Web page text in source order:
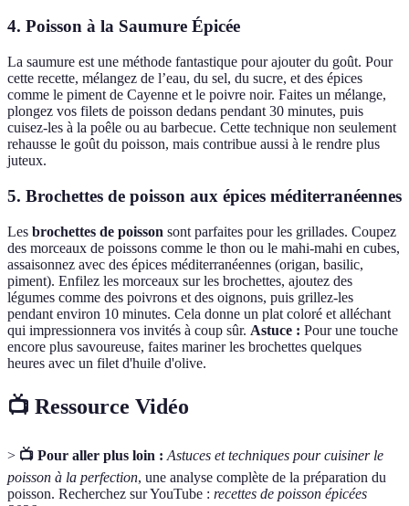
4. Poisson à la Saumure Épicée
La saumure est une méthode fantastique pour ajouter du goût. Pour
cette recette, mélangez de l’eau, du sel, du sucre, et des épices
comme le piment de Cayenne et le poivre noir. Faites un mélange,
plongez vos filets de poisson dedans pendant 30 minutes, puis
cuisez-les à la poêle ou au barbecue. Cette technique non seulement
rehausse le goût du poisson, mais contribue aussi à le rendre plus
juteux.
5. Brochettes de poisson aux épices méditerranéennes
Les brochettes de poisson sont parfaites pour les grillades. Coupez
des morceaux de poissons comme le thon ou le mahi-mahi en cubes,
assaisonnez avec des épices méditerranéennes (origan, basilic,
piment). Enfilez les morceaux sur les brochettes, ajoutez des
légumes comme des poivrons et des oignons, puis grillez-les
pendant environ 10 minutes. Cela donne un plat coloré et alléchant
qui impressionnera vos invités à coup sûr. Astuce : Pour une touche
encore plus savoureuse, faites mariner les brochettes quelques
heures avec un filet d'huile d'olive.
📺 Ressource Vidéo
> 📺 Pour aller plus loin : Astuces et techniques pour cuisiner le
poisson à la perfection, une analyse complète de la préparation du
poisson. Recherchez sur YouTube : recettes de poisson épicées